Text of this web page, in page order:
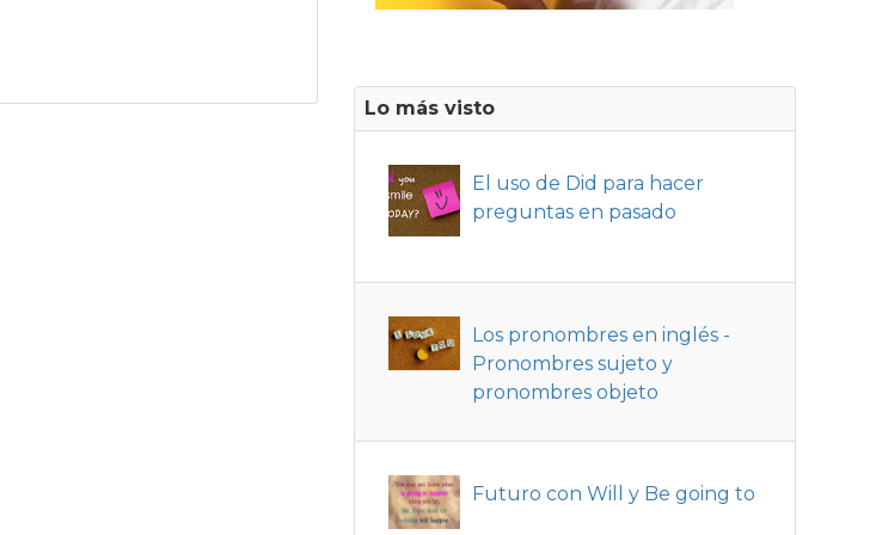
Lo más visto
El uso de Did para hacer
preguntas en pasado
Los pronombres en inglés -
Pronombres sujeto y
pronombres objeto
Futuro con Will y Be going to